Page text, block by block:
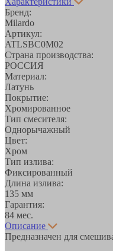
Бренд:
Milardo
Артикул:
ATLSBC0M02
Страна производства:
РОССИЯ
Материал:
Латунь
Покрытие:
Хромированное
Тип смесителя:
Однорычажный
Цвет:
Хром
Тип излива:
Фиксированный
Длина излива:
135 мм
Гарантия:
84 мес.
Описание
Предназначен для